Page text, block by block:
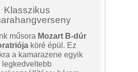
Klasszikus
műsora Mozart B-dúr
köré épül. Ez
a kamarazene egyik
legkedveltebb